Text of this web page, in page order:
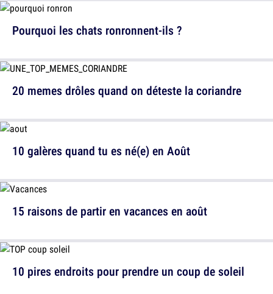
20 memes drôles quand on déteste la coriandre
15 raisons de partir en vacances en août
Pourquoi les chats ronronnent-ils ?
10 galères quand tu es né(e) en Août
10 pires endroits pour prendre un coup de soleil